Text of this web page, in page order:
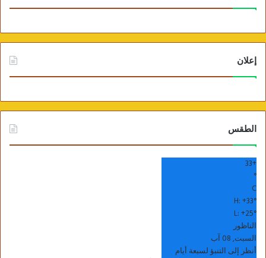
إعلان
الطقس
+
33
°
C
H:+33°
L:+25°
الناظور
السبت, 08 آب
أنظر إلى التنبؤ لسبعة أيام